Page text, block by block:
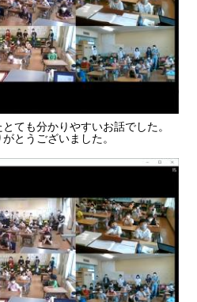
ても分かりやすいお話でした。
とうございました。